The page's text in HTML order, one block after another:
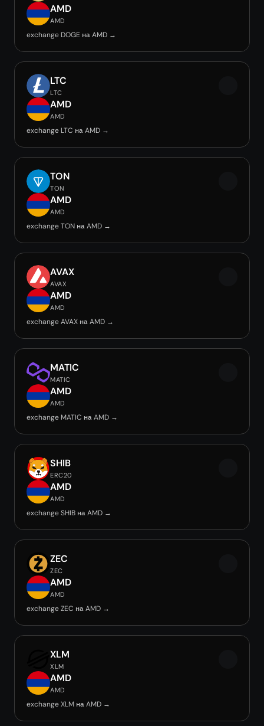
AMD
AMD
exchange DOGE на AMD →
LTC
LTC
AMD
AMD
exchange LTC на AMD →
TON
TON
AMD
AMD
exchange TON на AMD →
AVAX
AVAX
AMD
AMD
exchange AVAX на AMD →
MATIC
MATIC
AMD
AMD
exchange MATIC на AMD →
SHIB
ERC20
AMD
AMD
exchange SHIB на AMD →
ZEC
ZEC
AMD
AMD
exchange ZEC на AMD →
XLM
XLM
AMD
AMD
exchange XLM на AMD →